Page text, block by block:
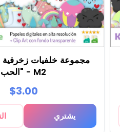
مجموعة خلفيات
الحب" - M2
$3.00
يشتري